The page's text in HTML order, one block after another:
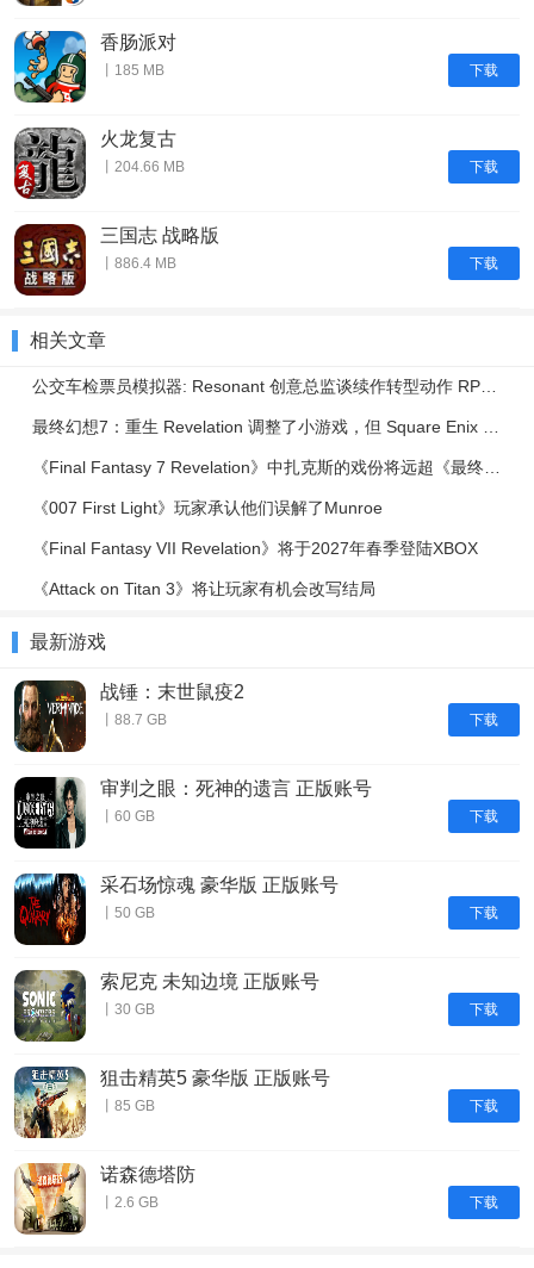
下载
香肠派对
丨185 MB
下载
火龙复古
丨204.66 MB
下载
三国志 战略版
丨886.4 MB
相关文章
公交车检票员模拟器: Resonant 创意总监谈续作转型动作 RPG | IGN Live 2026
最终幻想7：重生 Revelation 调整了小游戏，但 Square Enix 表示绝不会减少其内容
《Final Fantasy 7 Revelation》中扎克斯的戏份将远超《最终幻想7：重生》
《007 First Light》玩家承认他们误解了Munroe
《Final Fantasy VII Revelation》将于2027年春季登陆XBOX
《Attack on Titan 3》将让玩家有机会改写结局
最新游戏
下载
战锤：末世鼠疫2
丨88.7 GB
下载
审判之眼：死神的遗言 正版账号
丨60 GB
下载
采石场惊魂 豪华版 正版账号
丨50 GB
下载
索尼克 未知边境 正版账号
丨30 GB
下载
狙击精英5 豪华版 正版账号
丨85 GB
下载
诺森德塔防
丨2.6 GB